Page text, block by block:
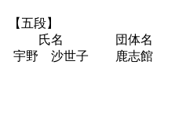
【五段】
氏名
団体名
宇野 沙世子
鹿志館